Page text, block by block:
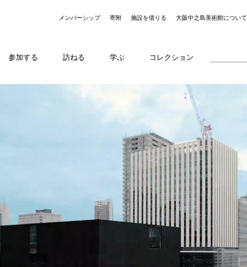
メンバーシップ 寄附 施設を借りる 大阪中之島美術館について
参加する 訪ねる 学ぶ コレクション